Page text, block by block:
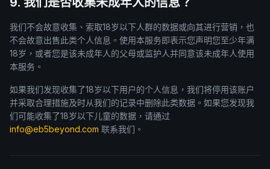
我们不会故意收集、索取18岁以下人群的数据或向其进行营销，也
不会故意出售此类个人信息。使用本服务即表示您声明您至少年满
18岁，或者您是该未成年人的父母或监护人并同意该未成年人使用
本服务。
如果我们发现收集了18岁以下用户的个人信息，我们将停用该账户
并采取合理措施及时从我们的记录中删除此类数据。如果您发现我
们可能收集了18岁以下儿童的数据，请通过
info@eb5beyond.com 联系我们。